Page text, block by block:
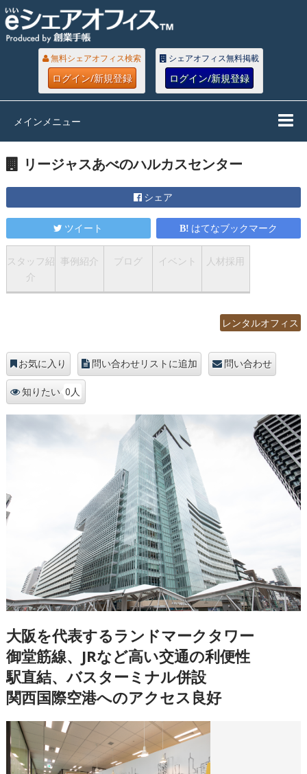
無料シェアオフィス検索
ログイン/新規登録
シェアオフィス無料掲載
ログイン/新規登録
メインメニュー
リージャスあべのハルカスセンター
シェア
ツイート はてなブックマーク
スタッフ紹
介
事例紹介 ブログ イベント 人材採用
レンタルオフィス
お気に入り 問い合わせリストに追加 問い合わせ
知りたい 0人
大阪を代表するランドマークタワー
御堂筋線、JRなど高い交通の利便性
駅直結、バスターミナル併設
関西国際空港へのアクセス良好